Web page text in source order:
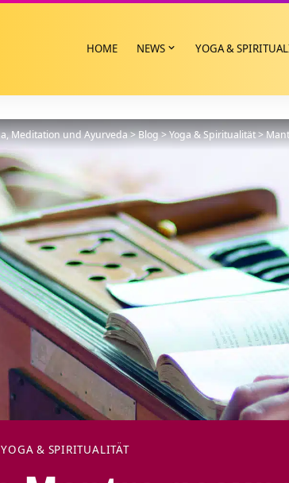
HOME NEWS YOGA &
Meditation und Ayurveda>Blog>Yoga & Spiritualität>
YOGA & SPIRITUALITÄT